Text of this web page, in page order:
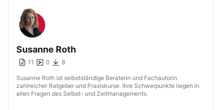
Susanne Roth
11 0 8
Susanne Roth ist selbstständige Beraterin und Fachautorin
zahlreicher Ratgeber und Praxiskurse. Ihre Schwerpunkte liegen in
allen Fragen des Selbst- und Zeitmanagements.